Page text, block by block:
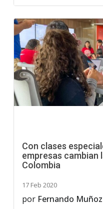
Con clases
empresas cambian
Colombia
17 Feb 2020
por Fernando Muñoz